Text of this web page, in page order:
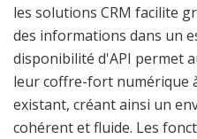
les solutions CRM facilite
des informations dans un
disponibilité d'API permet
leur coffre-fort numérique
existant, créant ainsi un
cohérent et fluide. Les